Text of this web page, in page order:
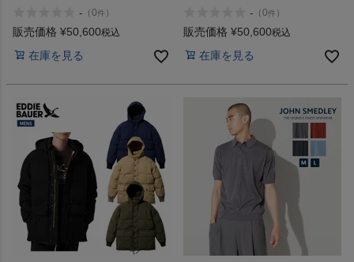
- （0件 ）
販売価格 ¥50,600税込
在庫を見る
- （0件 ）
販売価格 ¥50,600税込
在庫を見る